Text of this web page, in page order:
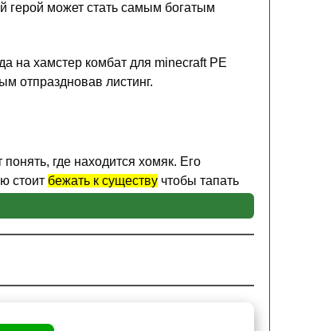
герой может стать самым богатым
на хамстер комбат для minecraft PE
отпраздновав листинг.
где находится хомяк. Его
стоит бежать к существу чтобы тапать
после того, как он будет